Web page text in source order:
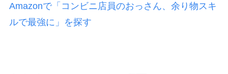
Amazonで「コンビニ店員のおっさん、余り物スキ
ルで最強に」を探す